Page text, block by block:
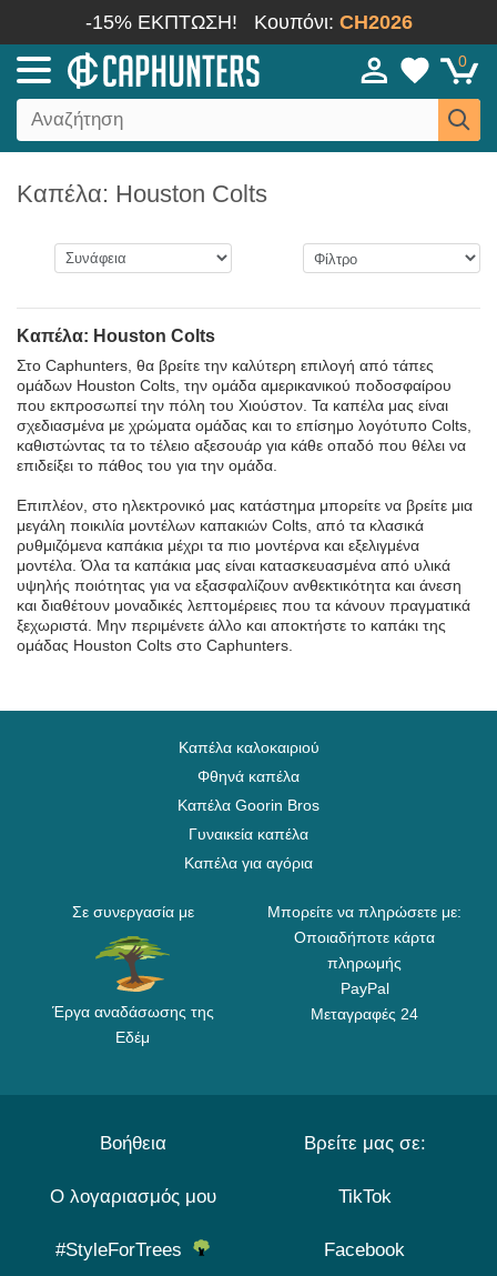
-15% ΕΚΠΤΩΣΗ! Κουπόνι: CH2026
0
Καπέλα: Houston Colts
Καπέλα: Houston Colts
Στο Caphunters, θα βρείτε την καλύτερη επιλογή από τάπες
ομάδων Houston Colts, την ομάδα αμερικανικού ποδοσφαίρου
που εκπροσωπεί την πόλη του Χιούστον. Τα καπέλα μας είναι
σχεδιασμένα με χρώματα ομάδας και το επίσημο λογότυπο Colts,
καθιστώντας τα το τέλειο αξεσουάρ για κάθε οπαδό που θέλει να
επιδείξει το πάθος του για την ομάδα.
Επιπλέον, στο ηλεκτρονικό μας κατάστημα μπορείτε να βρείτε μια
μεγάλη ποικιλία μοντέλων καπακιών Colts, από τα κλασικά
ρυθμιζόμενα καπάκια μέχρι τα πιο μοντέρνα και εξελιγμένα
μοντέλα. Όλα τα καπάκια μας είναι κατασκευασμένα από υλικά
υψηλής ποιότητας για να εξασφαλίζουν ανθεκτικότητα και άνεση
και διαθέτουν μοναδικές λεπτομέρειες που τα κάνουν πραγματικά
ξεχωριστά. Μην περιμένετε άλλο και αποκτήστε το καπάκι της
ομάδας Houston Colts στο Caphunters.
Καπέλα καλοκαιριού
Φθηνά καπέλα
Καπέλα Goorin Bros
Γυναικεία καπέλα
Καπέλα για αγόρια
Σε συνεργασία με
Έργα αναδάσωσης της
Εδέμ
Μπορείτε να πληρώσετε με:
Οποιαδήποτε κάρτα
πληρωμής
PayPal
Μεταγραφές 24
Βοήθεια
Ο λογαριασμός μου
#StyleForTrees
Βρείτε μας σε:
TikTok
Facebook